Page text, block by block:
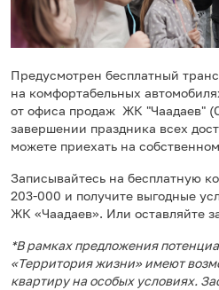
Предусмотрен бесплатный
на комфортабельных
от офиса продаж ЖК "Чаадаев"
завершении праздника всех
можете приехать на
Записывайтесь на бесплатную
203-000 и получите выгодные
ЖК «Чаадаев». Или оставляйте
*В рамках предложения
«Территория жизни» имеют
квартиру на особых условиях.